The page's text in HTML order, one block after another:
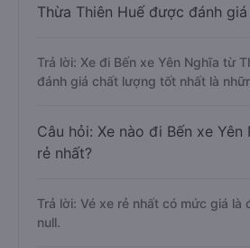
Thừa Thiên Huế được đánh
Trả lời: Xe đi Bến xe Yên Nghĩa từ
đánh giá chất lượng tốt nhất là
Câu hỏi: Xe nào đi Bến xe Yên
rẻ nhất?
Trả lời: Vé xe rẻ nhất có mức giá là
null.